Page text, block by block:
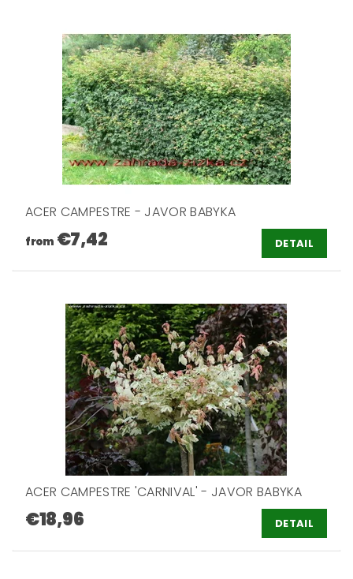
ACER CAMPESTRE - JAVOR BABYKA
from €7,42 DETAIL
ACER CAMPESTRE 'CARNIVAL' - JAVOR BABYKA
€18,96 DETAIL